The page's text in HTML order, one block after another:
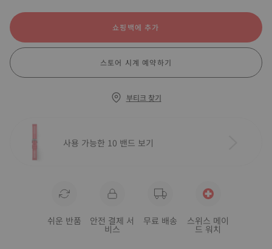
쇼핑백에 추가
스토어 시계 예약하기
부티크 찾기
사용 가능한 10 밴드 보기
쉬운 반품 안전 결제 서
비스
무료 배송 스위스 메이
드 워치